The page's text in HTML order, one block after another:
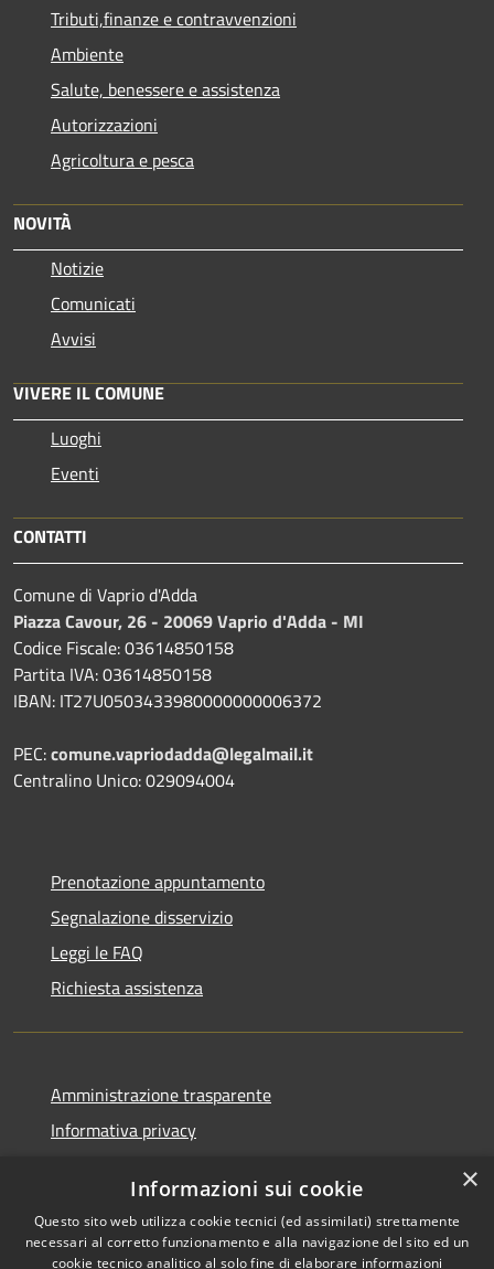
Tributi,finanze e contravvenzioni
Ambiente
Salute, benessere e assistenza
Autorizzazioni
Agricoltura e pesca
NOVITÀ
Notizie
Comunicati
Avvisi
VIVERE IL COMUNE
Luoghi
Eventi
CONTATTI
Comune di Vaprio d'Adda
Piazza Cavour, 26 - 20069 Vaprio d'Adda - MI
Codice Fiscale: 03614850158
Partita IVA: 03614850158
IBAN: IT27U0503433980000000006372
PEC:comune.vapriodadda@legalmail.it
Centralino Unico: 029094004
Prenotazione appuntamento
Segnalazione disservizio
Leggi le FAQ
Richiesta assistenza
Amministrazione trasparente
Informativa privacy
Dichiarazione di accessibilità
×
Informazioni sui cookie
Questo sito web utilizza cookie tecnici (ed assimilati) strettamente
necessari al corretto funzionamento e alla navigazione del sito ed un
cookie tecnico analitico al solo fine di elaborare informazioni